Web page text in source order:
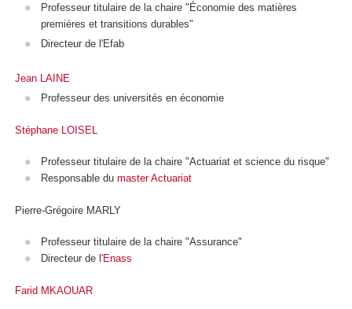
Professeur titulaire de la chaire "Économie des matières
premières et transitions durables"
Directeur de l'Efab
Jean LAINE
Professeur des universités en économie
Stéphane LOISEL
Professeur titulaire de la chaire "Actuariat et science du risque"
Responsable du master Actuariat
Pierre-Grégoire MARLY
Professeur titulaire de la chaire "Assurance"
Directeur de l'Enass
Farid MKAOUAR